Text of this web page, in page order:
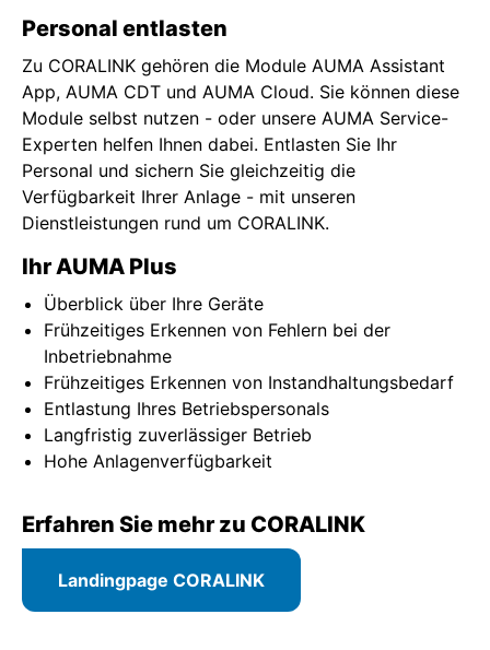
Personal entlasten
Zu CORALINK gehören die Module AUMA Assistant
App, AUMA CDT und AUMA Cloud. Sie können diese
Module selbst nutzen - oder unsere AUMA Service-
Experten helfen Ihnen dabei. Entlasten Sie Ihr
Personal und sichern Sie gleichzeitig die
Verfügbarkeit Ihrer Anlage - mit unseren
Dienstleistungen rund um CORALINK.
Ihr AUMA Plus
Überblick über Ihre Geräte
Frühzeitiges Erkennen von Fehlern bei der
Inbetriebnahme
Frühzeitiges Erkennen von Instandhaltungsbedarf
Entlastung Ihres Betriebspersonals
Langfristig zuverlässiger Betrieb
Hohe Anlagenverfügbarkeit
Erfahren Sie mehr zu CORALINK
Landingpage CORALINK